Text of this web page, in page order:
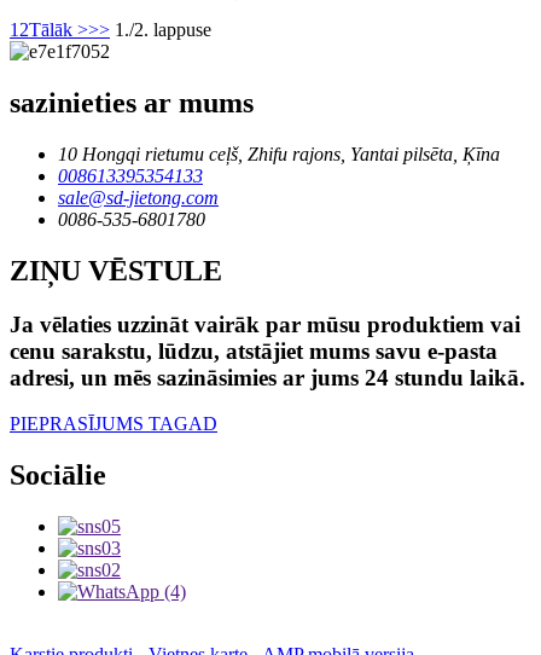
1 2Tālāk >>> 1./2. lappuse
sazinieties ar mums
10 Hongqi rietumu ceļš, Zhifu rajons, Yantai pilsēta, Ķīna
008613395354133
sale@sd-jietong.com
0086-535-6801780
ZIŅU VĒSTULE
Ja vēlaties uzzināt vairāk par mūsu produktiem vai
cenu sarakstu, lūdzu, atstājiet mums savu e-pasta
adresi, un mēs sazināsimies ar jums 24 stundu laikā.
PIEPRASĪJUMS TAGAD
Sociālie